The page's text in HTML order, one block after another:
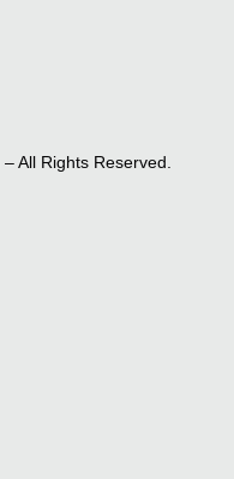
All Rights Reserved.